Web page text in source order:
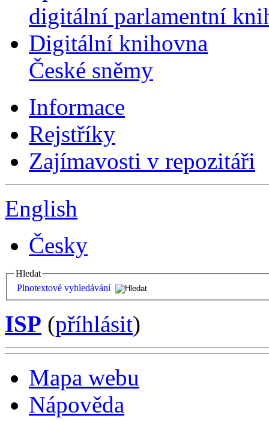
digitální parlamentní
Digitální knihovna
České sněmy
Informace
Rejstříky
Zajímavosti v repozitáři
English
Česky
Hledat
Plnotextové vyhledávání
ISP (příhlásit)
Mapa webu
Nápověda